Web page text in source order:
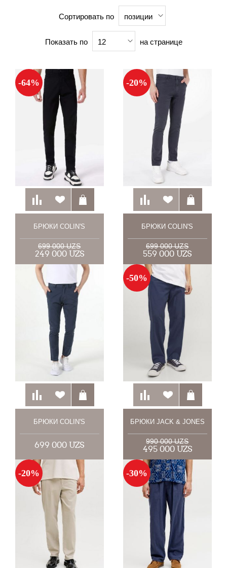
Сортировать по позиции
Показать по 12 на странице
-64%
БРЮКИ COLIN'S
699 000 UZS
249 000 UZS
-20%
БРЮКИ COLIN'S
699 000 UZS
559 000 UZS
БРЮКИ COLIN'S
699 000 UZS
-50%
БРЮКИ JACK & JONES
990 000 UZS
495 000 UZS
-20% -30%